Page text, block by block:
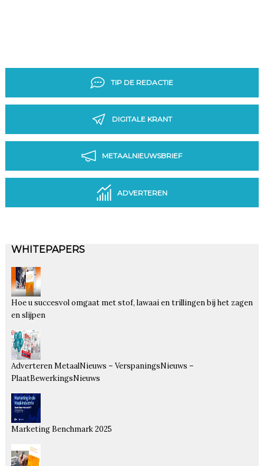
TIP DE REDACTIE
DIGITALE KRANT
METAALNIEUWSBRIEF
ADVERTEREN
WHITEPAPERS
Hoe u succesvol omgaat met stof, lawaai en trillingen bij het zagen
en slijpen
Adverteren MetaalNieuws – VerspaningsNieuws –
PlaatBewerkingsNieuws
Marketing Benchmark 2025